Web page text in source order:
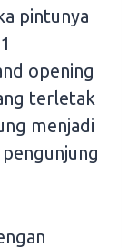
pintunya
opening
terletak
menjadi